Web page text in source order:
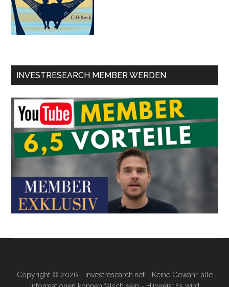
INVESTRESEARCH MEMBER WERDEN
Copyright © 2026 - investresearch.net - Keine Gewähr, alle